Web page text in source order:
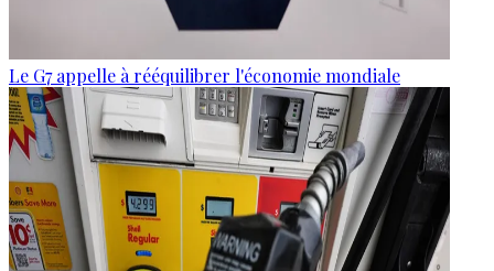
Le G7 appelle à rééquilibrer l'économie mondiale